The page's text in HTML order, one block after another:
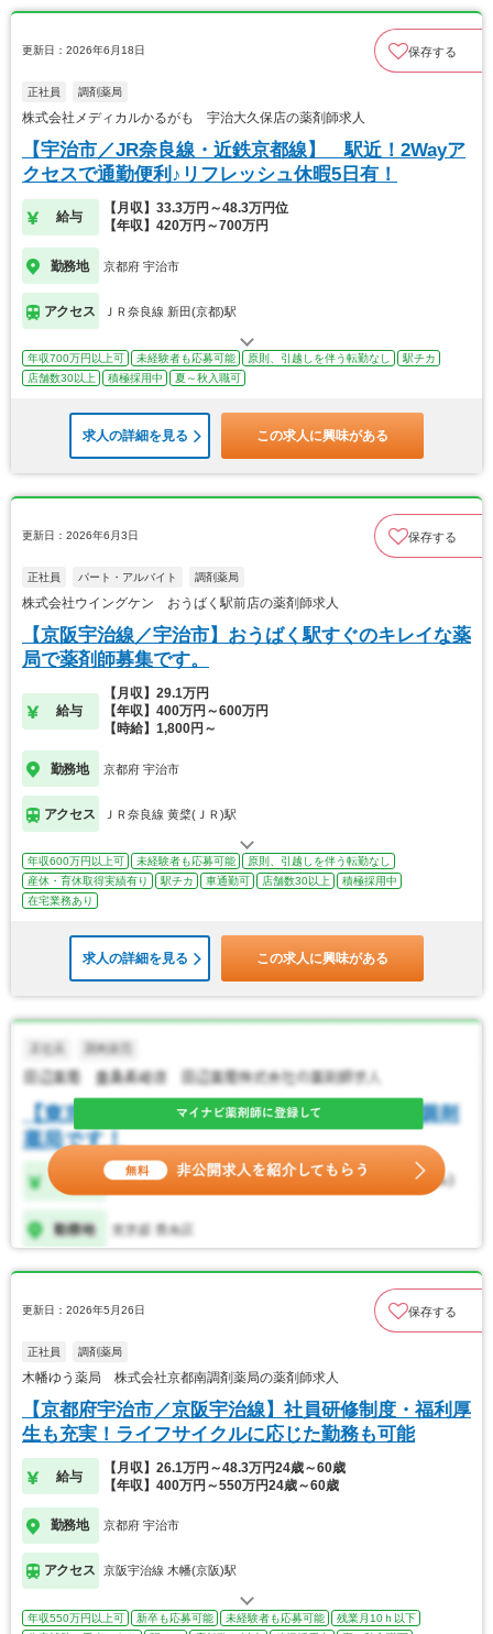
更新日：2026年6月18日 保存する
正社員 調剤薬局
株式会社メディカルかるがも 宇治大久保店の薬剤師求人
【宇治市／JR奈良線・近鉄京都線】 駅近！2Wayア
クセスで通勤便利♪リフレッシュ休暇5日有！
給与
【月収】33.3万円～48.3万円位
【年収】420万円～700万円
勤務地 京都府 宇治市
アクセス ＪＲ奈良線 新田(京都)駅
年収700万円以上可 未経験者も応募可能 原則、引越しを伴う転勤なし
駅チカ
店舗数30以上
積極採用中 夏～秋入職可
求人の詳細を見る この求人に興味がある
更新日：2026年6月3日 保存する
正社員 パート・アルバイト 調剤薬局
株式会社ウイングケン おうばく駅前店の薬剤師求人
【京阪宇治線／宇治市】おうばく駅すぐのキレイな薬
局で薬剤師募集です。
給与
【月収】29.1万円
【年収】400万円～600万円
【時給】1,800円～
勤務地 京都府 宇治市
アクセス ＪＲ奈良線 黄檗(ＪＲ)駅
年収600万円以上可 未経験者も応募可能
原則、引越しを伴う転勤なし
産休・育休取得実績有り
駅チカ 車通勤可 店舗数30以上
積極採用中
在宅業務あり
求人の詳細を見る この求人に興味がある
更新日：2026年5月26日 保存する
正社員 調剤薬局
木幡ゆう薬局 株式会社京都南調剤薬局の薬剤師求人
【京都府宇治市／京阪宇治線】社員研修制度・福利厚
生も充実！ライフサイクルに応じた勤務も可能
給与
【月収】26.1万円～48.3万円24歳～60歳
【年収】400万円～550万円24歳～60歳
勤務地 京都府 宇治市
アクセス 京阪宇治線 木幡(京阪)駅
年収550万円以上可 新卒も応募可能 未経験者も応募可能
残業月10ｈ以下